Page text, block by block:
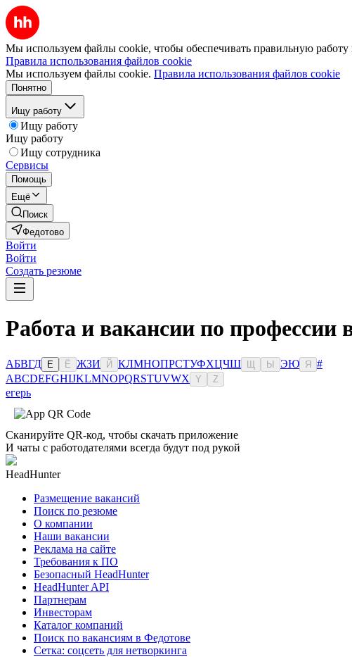
Мы используем файлы cookie, чтобы обеспечивать правильную работу
Правила использования файлов cookie
Мы используем файлы cookie. Правила использования файлов cookie
Понятно
Ищу работу
Ищу работу
Ищу работу
Ищу сотрудника
Сервисы
Помощь
Ещё
Поиск
Федотово
Войти
Войти
Создать резюме
Работа и вакансии по профессии
АБВГД Е Ё ЖЗИ Й КЛМНОПРСТУФХЦЧШ Ы ЭЮ Я
#
ABCDEFGHIJKLMNOPQRSTUVWX Y Z
егерь
Сканируйте QR-код, чтобы скачать приложение
И чаты с работодателями всегда будут под рукой
HeadHunter
Размещение вакансий
Поиск по резюме
О компании
Наши вакансии
Реклама на сайте
Требования к ПО
Безопасный HeadHunter
HeadHunter API
Партнерам
Инвесторам
Каталог компаний
Поиск по вакансиям в Федотове
Сетка: соцсеть для нетворкинга